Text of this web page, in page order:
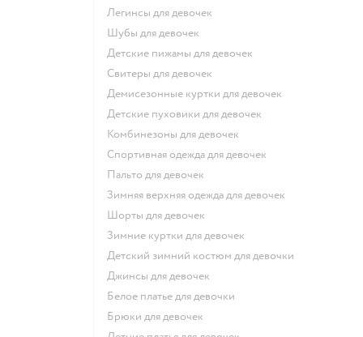
Легинсы для девочек
Шубы для девочек
Детские пижамы для девочек
Свитеры для девочек
Демисезонные куртки для девочек
Детские пуховики для девочек
Комбинезоны для девочек
Спортивная одежда для девочек
Пальто для девочек
Зимняя верхняя одежда для девочек
Шорты для девочек
Зимние куртки для девочек
Детский зимний костюм для девочки
Джинсы для девочек
Белое платье для девочки
Брюки для девочек